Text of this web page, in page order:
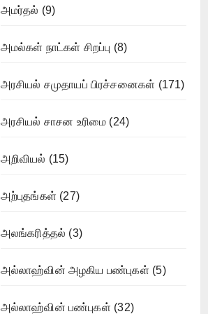
அமர்தல் (9)
அமல்கள் நாட்கள் சிறப்பு (8)
அரசியல் சமுதாயப் பிரச்சனைகள் (171)
அரசியல் சாசன உரிமை (24)
அறிவியல் (15)
அற்புதங்கள் (27)
அலங்கரித்தல் (3)
அல்லாஹ்வின் அழகிய பண்புகள் (5)
அல்லாஹ்வின் பண்புகள் (32)